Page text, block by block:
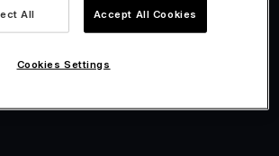
All Accept All Cookies
Cookies Settings